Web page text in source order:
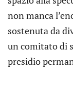
non manca
sostenuta da
un comitato di
presidio